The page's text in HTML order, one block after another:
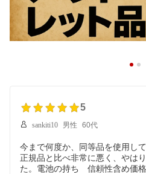
5
sankiti10 男性 60代
今まで何度か、同等品を使用し
正規品と比べ非常に悪く、やは
た。電池の持ち 信頼性含め価